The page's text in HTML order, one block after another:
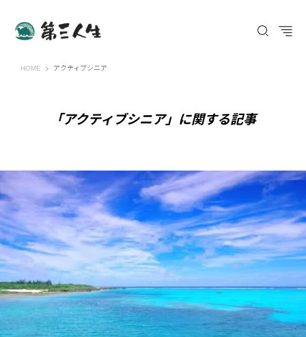
HOME 第三人生 〜寄り道の歩き方〜
アクティブシニア
「アクティブシニア」に関する記事